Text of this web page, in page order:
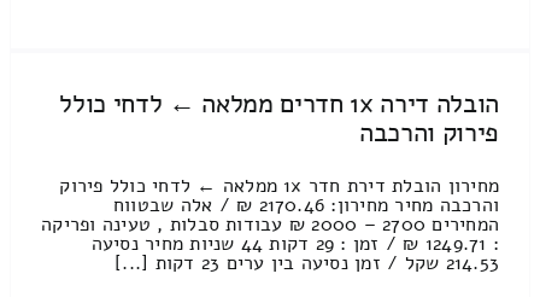
הובלה דירה 1x חדרים ממלאה ← לדחי כולל
פירוק והרכבה
מחירון הובלת דירת חדר 1x ממלאה ← לדחי כולל פירוק
והרכבה מחיר מחירון: 2170.46 ₪ / אלה שבטווח
המחירים 2700 – 2000 ₪ עבודות סבלות , טעינה ופריקה
: 1249.71 ₪ / זמן : 29 דקות 44 שניות מחיר נסיעה
214.53 שקל / זמן נסיעה בין ערים 23 דקות [...]